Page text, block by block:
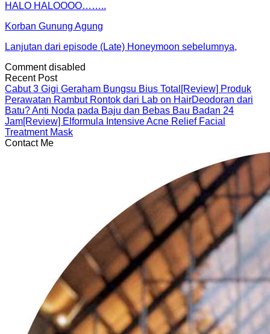
HALO HALOOOO……..
Korban Gunung Agung
Lanjutan dari episode (Late) Honeymoon sebelumnya,
Comment disabled
Recent Post
Cabut 3 Gigi Geraham Bungsu Bius Total [Review] Produk
Perawatan Rambut Rontok dari Lab on HairDeodoran dari
Batu? Anti Noda pada Baju dan Bebas Bau Badan 24
Jam[Review] Elformula Intensive Acne Relief Facial
Treatment Mask
Contact Me